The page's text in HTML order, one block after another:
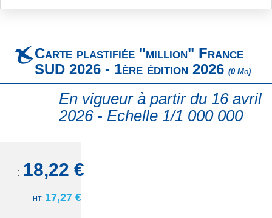
Carte plastifiée "million" France
SUD 2026 - 1ère édition 2026 (0 Mo)
En vigueur à partir du 16 avril
2026 - Echelle 1/1 000 000
18,22 €
17,27 €
of
the